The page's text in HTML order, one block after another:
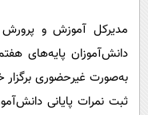
مدیرکل آموزش و پرورش
دانش‌آموزان پایه‌های
به‌صورت غیرحضوری
ثبت نمرات پایانی